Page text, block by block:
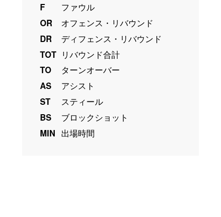
F
ファウル
OR
オフェンス・リバウンド
DR
ディフェンス・リバウンド
TOT リバウンド合計
TO
ターンオーバー
AS
アシスト
ST
スティール
BS
ブロックショット
MIN 出場時間